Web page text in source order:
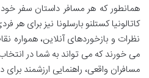
همانطور که هر مسافر داستان سفر
کاتالونیا کستلنو بارسلونا نیز برای
نظرات و بازخوردهای آنلاین،
می خورند که می تواند به شما در
مسافران واقعی، راهنمایی ارزشمند